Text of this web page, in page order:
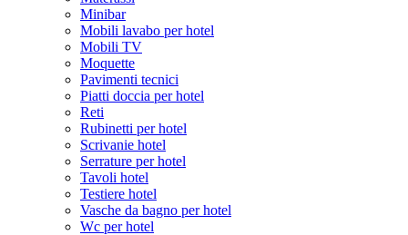
Minibar
Mobili lavabo per hotel
Mobili TV
Moquette
Pavimenti tecnici
Piatti doccia per hotel
Reti
Rubinetti per hotel
Scrivanie hotel
Serrature per hotel
Tavoli hotel
Testiere hotel
Vasche da bagno per hotel
Wc per hotel